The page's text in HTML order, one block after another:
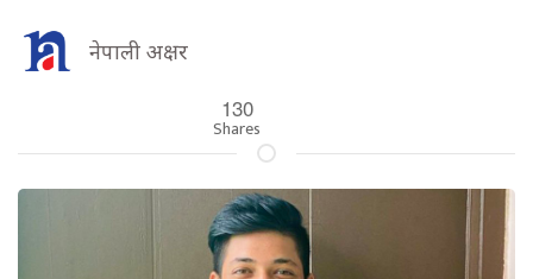
नेपाली अक्षर
130
Shares